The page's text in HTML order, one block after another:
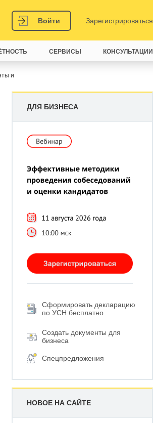
Войти Зарегистрироваться
и
ДЛЯ БИЗНЕСА
Сформировать декларацию
по УСН бесплатно
Создать документы для
бизнеса
Спецпредложения
НОВОЕ НА САЙТЕ
СЕРВИСЫ КОНСУЛЬТАЦИИ